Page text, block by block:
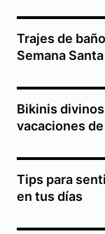
Trajes de
Semana Santa
Bikinis
vacaciones
Tips para
en tus días